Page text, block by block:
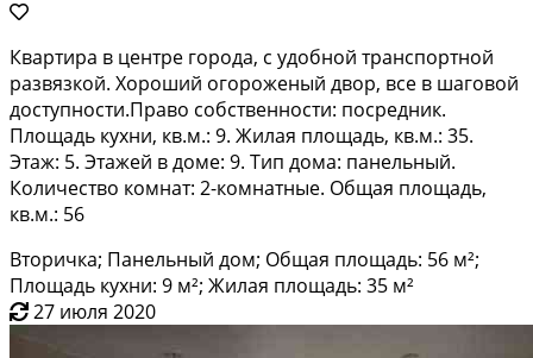
Квартира в центре города, с удобной транспортной
развязкой. Хороший огороженый двор, все в шаговой
доступности.Право собственности: посредник.
Площадь кухни, кв.м.: 9. Жилая площадь, кв.м.: 35.
Этаж: 5. Этажей в доме: 9. Тип дома: панельный.
Количество комнат: 2-комнатные. Общая площадь,
кв.м.: 56
Вторичка; Панельный дом; Общая площадь: 56 м²;
Площадь кухни: 9 м²; Жилая площадь: 35 м²
27 июля 2020